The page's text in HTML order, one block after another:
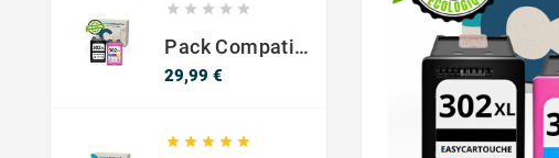
    
Pack Compatible Avec HP 302 XL Noir Et Couleur - SANS NIVEAU ENCRE
29,99 €
    